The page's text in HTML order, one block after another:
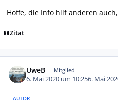
Hoffe, die Info hilf anderen
Zitat
UweB Mitglied
6. Mai 2020 um 10:256. Mai
AUTOR